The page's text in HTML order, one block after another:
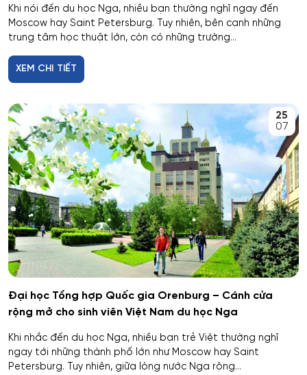
Tyumen
Omsk
Orel
Tomsk
Krasnoyarsk
Yakutsk
Samara
Tula
Tver
Orenburg
Chỉ huy dàn nhạc
Các quy trình tiết kiệm năng lượng và tài nguyên
trong công nghệ hóa học, hóa dầu và công nghệ sinh
học
Công chứng và hoạt động công chứng
Công nghiệp sinh thái và công nghệ sinh học
Công nghệ chế biến và khai thác gỗ
Công nghệ Hóa học
Công nghệ in ấn và đóng gói sản xuất
Công nghệ laser
Công nghệ nano và kỹ thuật vi hệ thống
Công nghệ quy trình vận tải
Khi nói đến du học Nga, nhiều bạn thường nghĩ ngay đến
Moscow hay Saint Petersburg. Tuy nhiên, bên cạnh những
trung tâm học thuật lớn, còn có những trường...
XEM CHI TIẾT
25
07
Đại học Tổng hợp Quốc gia Orenburg – Cánh cửa
rộng mở cho sinh viên Việt Nam du học Nga
Khi nhắc đến du học Nga, nhiều bạn trẻ Việt thường nghĩ
ngay tới những thành phố lớn như Moscow hay Saint
Petersburg. Tuy nhiên, giữa lòng nước Nga rộng...